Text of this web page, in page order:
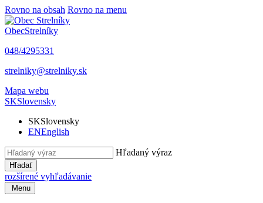
Rovno na obsah Rovno na menu
ObecStrelníky
048/4295331
strelniky@strelniky.sk
Mapa webu
SKSlovensky
SKSlovensky
ENEnglish
Hľadaný výraz
Hľadať
rozšírené vyhľadávanie
Menu